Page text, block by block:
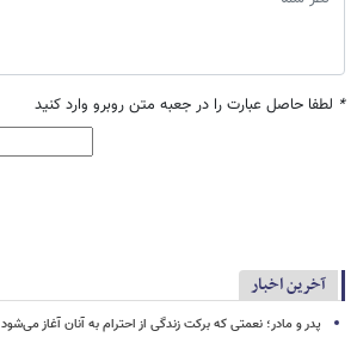
* لطفا حاصل عبارت را در جعبه متن روبرو وارد کنید
آخرین اخبار
پدر و مادر؛ نعمتی که برکت زندگی از احترام به آنان آغاز می‌شود